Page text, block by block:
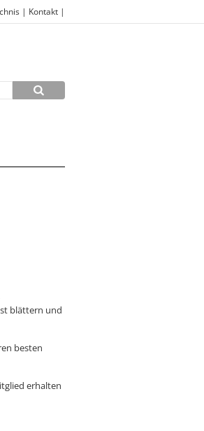
| Kontakt |
blättern und
besten
erhalten